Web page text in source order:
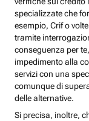
specializzate che
esempio, Crif o
tramite
conseguenza per
impedimento alla
servizi con una
comunque di
delle alternative.
Si precisa, inoltre,